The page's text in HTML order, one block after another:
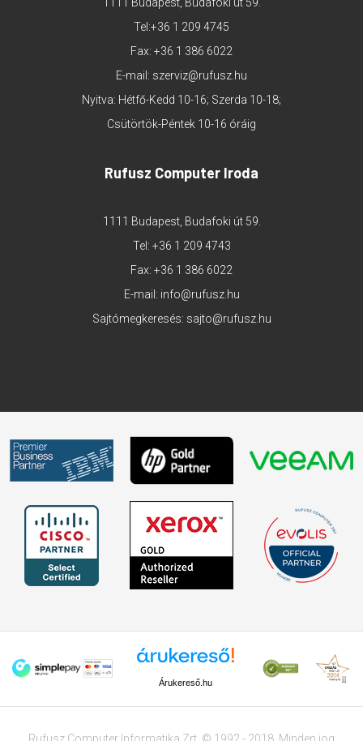
1111 Budapest, Budafoki út 59.
Tel:+36 1 209 4745
Fax: +36 1 386 6022
E-mail: szerviz@rufusz.hu
Nyitva: Hétfő-Kedd 10-16; Szerda 10-18;
Csütörtök-Péntek 10-16 óráig
Rufusz Computer Iroda
1111 Budapest, Budafoki út 59.
Tel: +36 1 209 4743
Fax: +36 1 386 6022
E-mail: info@rufusz.hu
Sajtómegkeresés: sajto@rufusz.hu
Árukereső.hu
Rufusz Computer Informatika Zrt. © 1992 - 2018. Minden jog